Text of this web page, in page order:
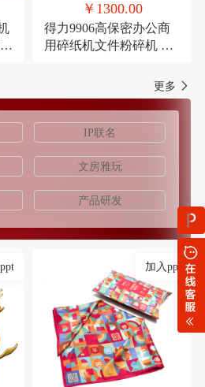
￥1300.00
得力9906高保密办公商
用碎纸机文件粉碎机 长
更多
IP联名
文房雅玩
产品研发
加入ppt